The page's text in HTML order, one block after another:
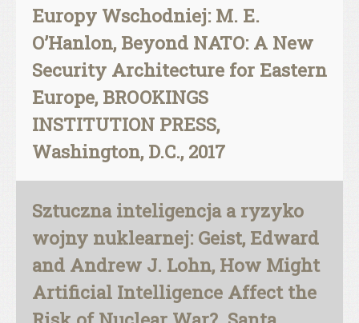
Europy Wschodniej: M. E.
O’Hanlon, Beyond NATO: A New
Security Architecture for Eastern
Europe, BROOKINGS
INSTITUTION PRESS,
Washington, D.C., 2017
Sztuczna inteligencja a ryzyko
wojny nuklearnej: Geist, Edward
and Andrew J. Lohn, How Might
Artificial Intelligence Affect the